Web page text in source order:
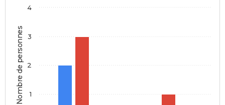
Nombre de personnes 1
2
3
4